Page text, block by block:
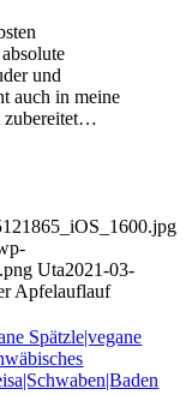
und
auch in meine
zubereitet…
Uta2021-03-
Apfelauflauf